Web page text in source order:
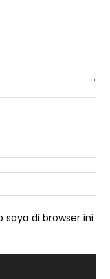
saya di browser ini